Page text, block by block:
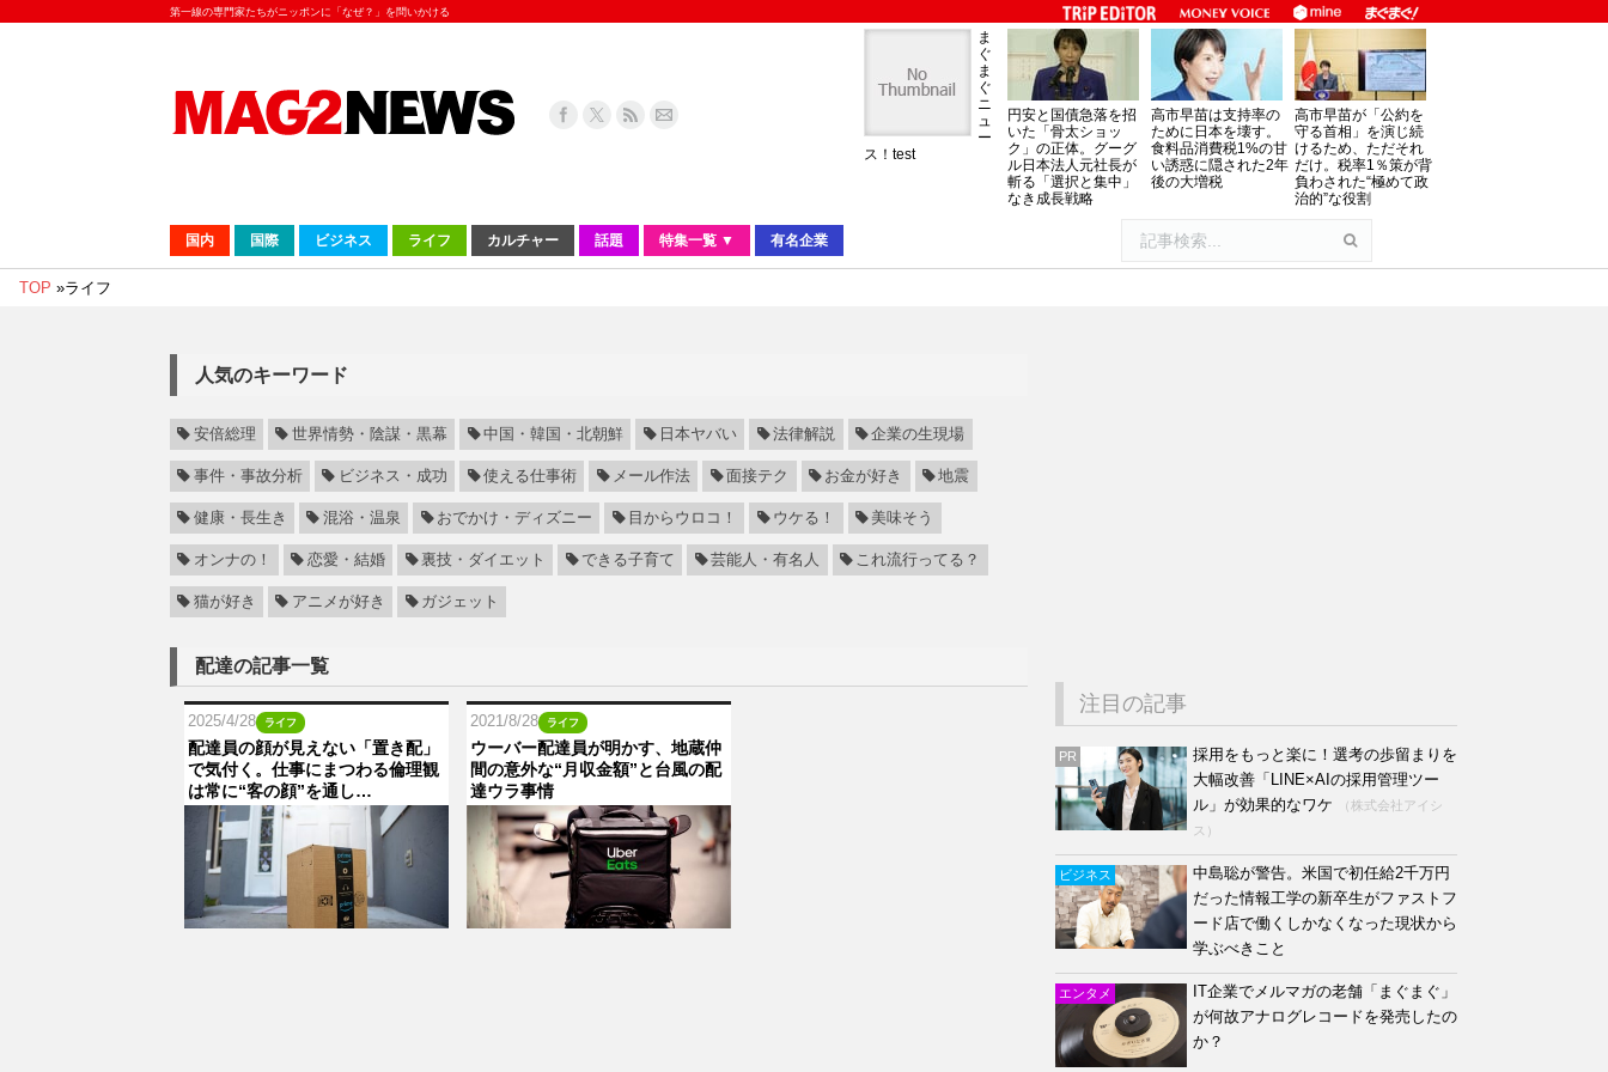
第一線の専門家たちがニッポンに「なぜ？」を問いかける
ま
ぐ
ま
ぐ
ニ
ュ
ー
ス！test
円安と国債急落を招
いた「骨太ショッ
ク」の正体。グーグ
ル日本法人元社長が
斬る「選択と集中」
なき成長戦略
高市早苗は支持率の
ために日本を壊す。
食料品消費税1%の甘
い誘惑に隠された2年
後の大増税
高市早苗が「公約を
守る首相」を演じ続
けるため、ただそれ
だけ。税率1％策が背
負わされた“極めて政
治的”な役割
国内 国際 ビジネス ライフ カルチャー 話題 特集一覧 ▼ 有名企業
TOP »ライフ
人気のキーワード
安倍総理 世界情勢・陰謀・黒幕 中国・韓国・北朝鮮 日本ヤバい 法律解説 企業の生現場
事件・事故分析 ビジネス・成功 使える仕事術 メール作法 面接テク お金が好き 地震
健康・長生き 混浴・温泉 おでかけ・ディズニー 目からウロコ！ ウケる！ 美味そう
オンナの！ 恋愛・結婚 裏技・ダイエット できる子育て 芸能人・有名人 これ流行ってる？
猫が好き アニメが好き ガジェット
配達の記事一覧
2025/4/28 ライフ
配達員の顔が見えない「置き配」
で気付く。仕事にまつわる倫理観
は常に“客の顔”を通し…
2021/8/28 ライフ
ウーバー配達員が明かす、地蔵仲
間の意外な“月収金額”と台風の配
達ウラ事情
注目の記事
PR
採用をもっと楽に！選考の歩留まりを
大幅改善「LINE×AIの採用管理ツー
ル」が効果的なワケ
（株式会社アイシ
ス）
ビジネス
中島聡が警告。米国で初任給2千万円
だった情報工学の新卒生がファストフ
ード店で働くしかなくなった現状から
学ぶべきこと
エンタメ
IT企業でメルマガの老舗「まぐまぐ」
が何故アナログレコードを発売したの
か？